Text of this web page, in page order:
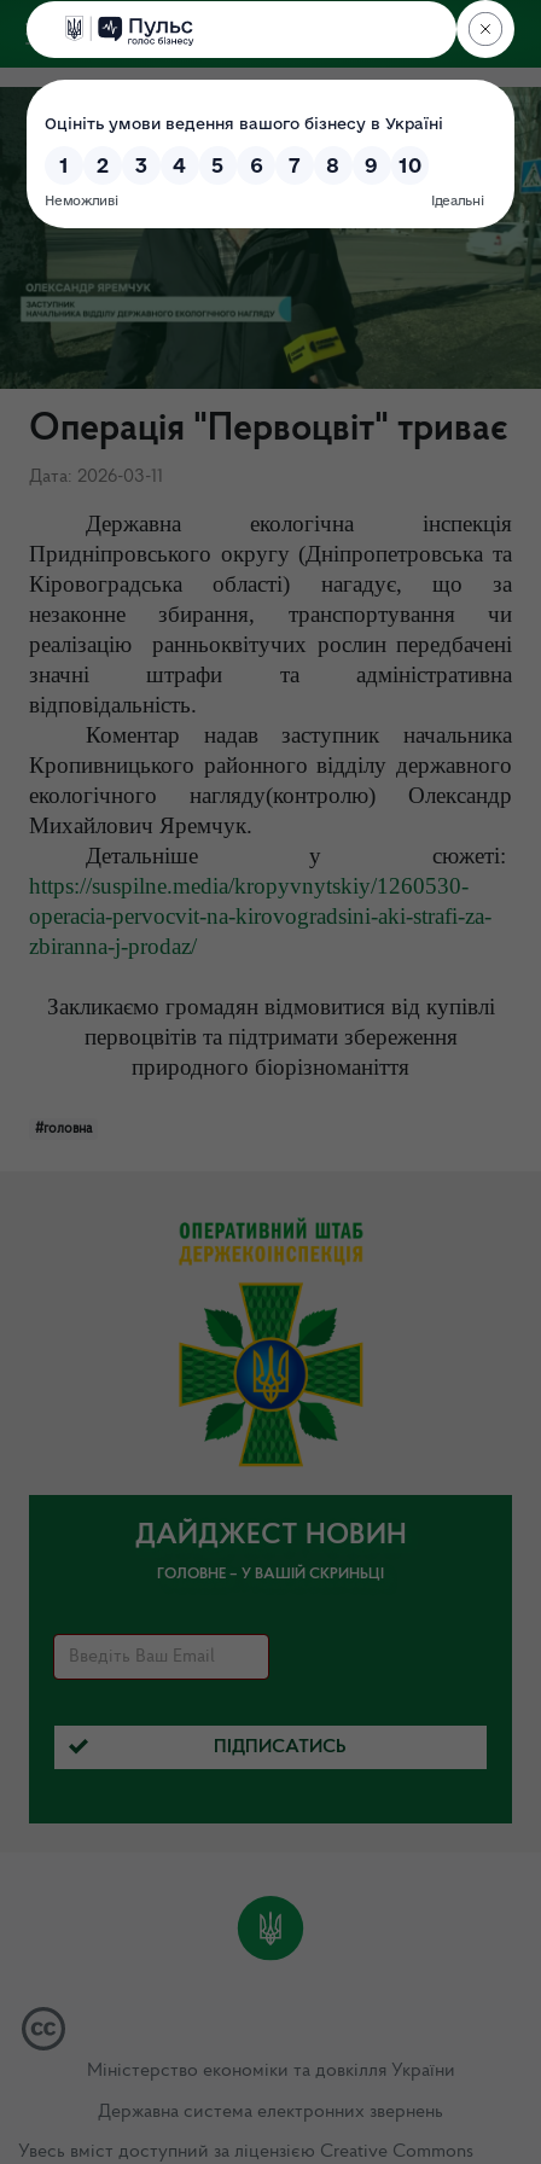
ДЕРЖЕКОІНСПЕКЦІЯ
Операція "Первоцвіт" триває
Дата: 2026-03-11
Державна екологічна інспекція
Придніпровського округу (Дніпропетровська та
Кіровоградська області) нагадує, що за
незаконне збирання, транспортування чи
реалізацію ранньоквітучих рослин передбачені
значні штрафи та адміністративна
відповідальність.
Коментар надав заступник начальника
Кропивницького районного відділу державного
екологічного нагляду(контролю) Олександр
Михайлович Яремчук.
Детальніше у сюжеті:
https://suspilne.media/kropyvnytskiy/1260530-
operacia-pervocvit-na-kirovogradsini-aki-strafi-za-
zbiranna-j-prodaz/
Закликаємо громадян відмовитися від купівлі
первоцвітів та підтримати збереження
природного біорізноманіття
#головна
ДАЙДЖЕСТ НОВИН
ГОЛОВНЕ – У ВАШІЙ СКРИНЬЦІ
ПІДПИСАТИСЬ
Міністерство економіки та довкілля України
Державна система електронних звернень
Увесь вміст доступний за ліцензією Creative Commons